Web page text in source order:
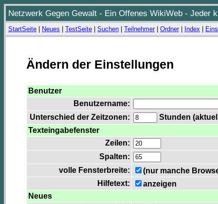
Netzwerk Gegen Gewalt - Ein Offenes WikiWeb - Jeder
StartSeite Neues TestSeite Suchen Teilnehmer| Ordner| Index
Ändern der Einstellungen
Benutzer
Benutzername:
Unterschied der Zeitzonen:
Stunden
Texteingabefenster
Zeilen:
Spalten:
volle Fensterbreite:
(nur manche
Hilfetext:
anzeigen
Neues